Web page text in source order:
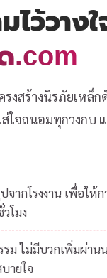
ว้วางใ
.com
งสร้างนิรภัยเหล็
จถนอมทุกวงกบ
ากโรงงาน เพื่อให้ก
โมง
รรม ไม่มีบวกเพิ่มผ่า
ายใจ